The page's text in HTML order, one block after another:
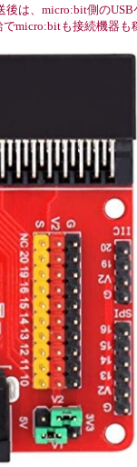
は、micro:bit側のUSB
micro:bitも接続機器も